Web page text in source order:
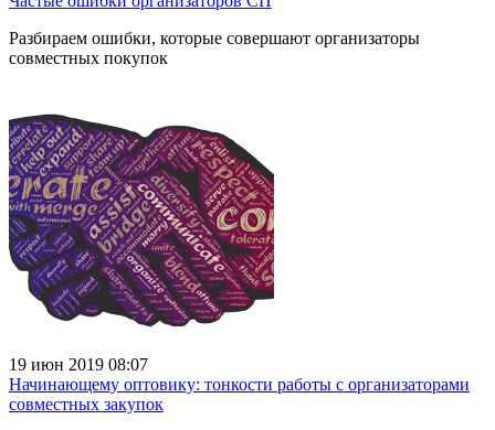
Разбираем ошибки, которые совершают организаторы
совместных покупок
19 июн 2019 08:07
Начинающему оптовику: тонкости работы с организаторами
совместных закупок